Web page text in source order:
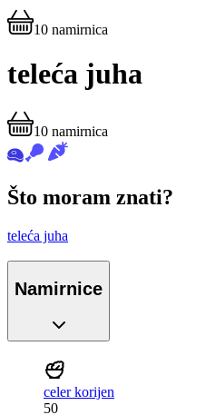
10 namirnica
teleća juha
10 namirnica
Što moram znati?
teleća juha
Namirnice
celer korijen
50